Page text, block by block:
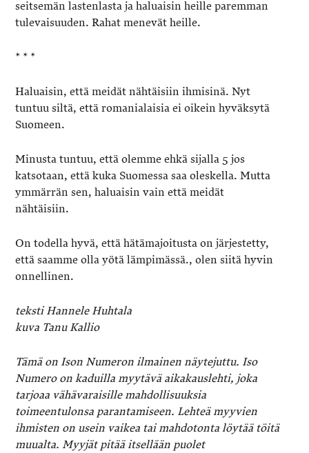
seitsemän lastenlasta ja haluaisin heille paremman
tulevaisuuden. Rahat menevät heille.
* * *
Haluaisin, että meidät nähtäisiin ihmisinä. Nyt
tuntuu siltä, että romanialaisia ei oikein hyväksytä
Suomeen.
Minusta tuntuu, että olemme ehkä sijalla 5 jos
katsotaan, että kuka Suomessa saa oleskella. Mutta
ymmärrän sen, haluaisin vain että meidät
nähtäisiin.
On todella hyvä, että hätämajoitusta on järjestetty,
että saamme olla yötä lämpimässä., olen siitä hyvin
onnellinen.
teksti Hannele Huhtala
kuva Tanu Kallio
Tämä on Ison Numeron ilmainen näytejuttu. Iso
Numero on kaduilla myytävä aikakauslehti, joka
tarjoaa vähävaraisille mahdollisuuksia
toimeentulonsa parantamiseen. Lehteä myyvien
ihmisten on usein vaikea tai mahdotonta löytää töitä
muualta. Myyjät pitää itsellään puolet